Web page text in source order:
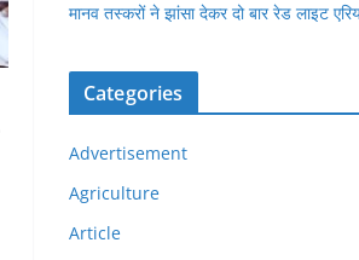
मानव तस्करों ने झांसा देकर दो बार रेड लाइट
Categories
Advertisement
Agriculture
Article